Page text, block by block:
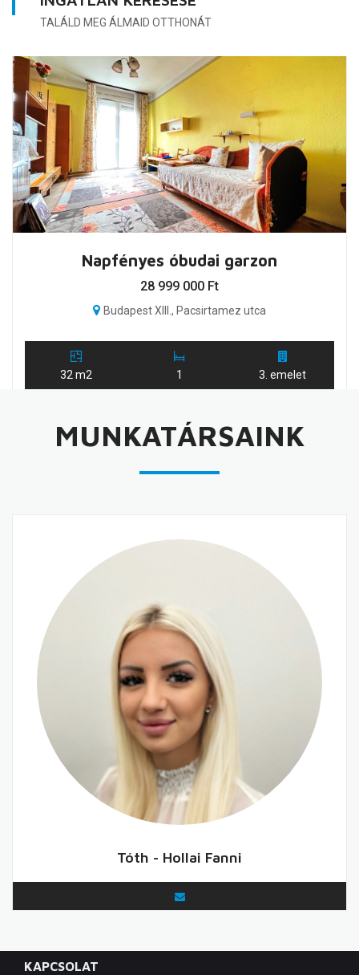
TALÁLD MEG ÁLMAID OTTHONÁT
Napfényes óbudai garzon
28 999 000 Ft
Budapest XIII., Pacsirtamez utca
32 m2 1 3. emelet
MUNKATÁRSAINK
Tóth - Hollai Fanni
KAPCSOLAT